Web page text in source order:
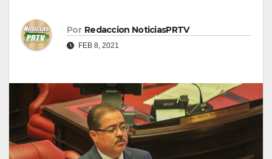
Por Redaccion NoticiasPRTV
FEB 8, 2021